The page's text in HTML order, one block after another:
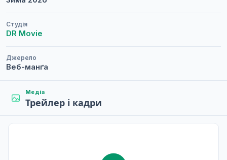
Студія
DR Movie
Джерело
Веб-манґа
Медіа
Трейлер і кадри